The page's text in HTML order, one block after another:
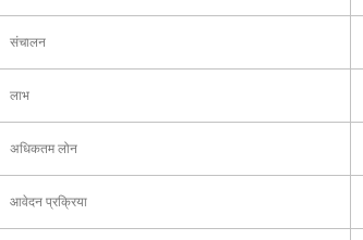
संचालन
लाभ
अधिकतम लोन
आवेदन प्रक्रिया